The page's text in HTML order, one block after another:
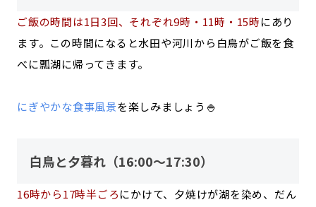
ご飯の時間は1日3回、それぞれ9時・11時・15時にあり
ます。この時間になると水田や河川から白鳥がご飯を食
べに瓢湖に帰ってきます。
にぎやかな食事風景を楽しみましょう🍚
白鳥と夕暮れ（16:00～17:30）
16時から17時半ごろにかけて、夕焼けが湖を染め、だん